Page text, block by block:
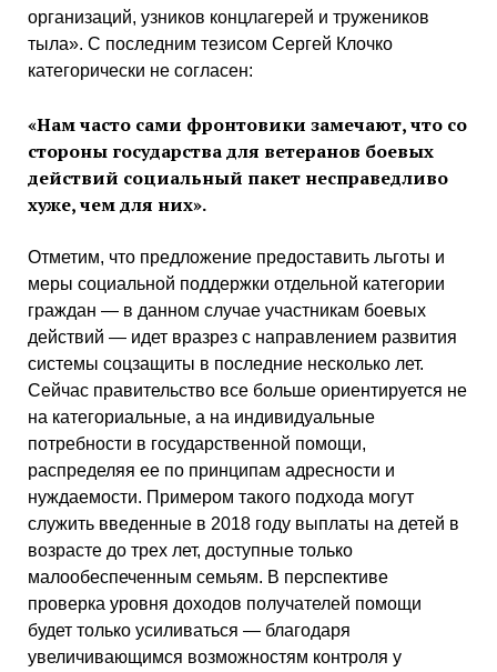
организаций, узников концлагерей и тружеников
тыла». С последним тезисом Сергей Клочко
категорически не согласен:
«Нам часто сами фронтовики замечают, что со
стороны государства для ветеранов боевых
действий социальный пакет несправедливо
хуже, чем для них».
Отметим, что предложение предоставить льготы и
меры социальной поддержки отдельной категории
граждан — в данном случае участникам боевых
действий — идет вразрез с направлением развития
системы соцзащиты в последние несколько лет.
Сейчас правительство все больше ориентируется не
на категориальные, а на индивидуальные
потребности в государственной помощи,
распределяя ее по принципам адресности и
нуждаемости. Примером такого подхода могут
служить введенные в 2018 году выплаты на детей в
возрасте до трех лет, доступные только
малообеспеченным семьям. В перспективе
проверка уровня доходов получателей помощи
будет только усиливаться — благодаря
увеличивающимся возможностям контроля у